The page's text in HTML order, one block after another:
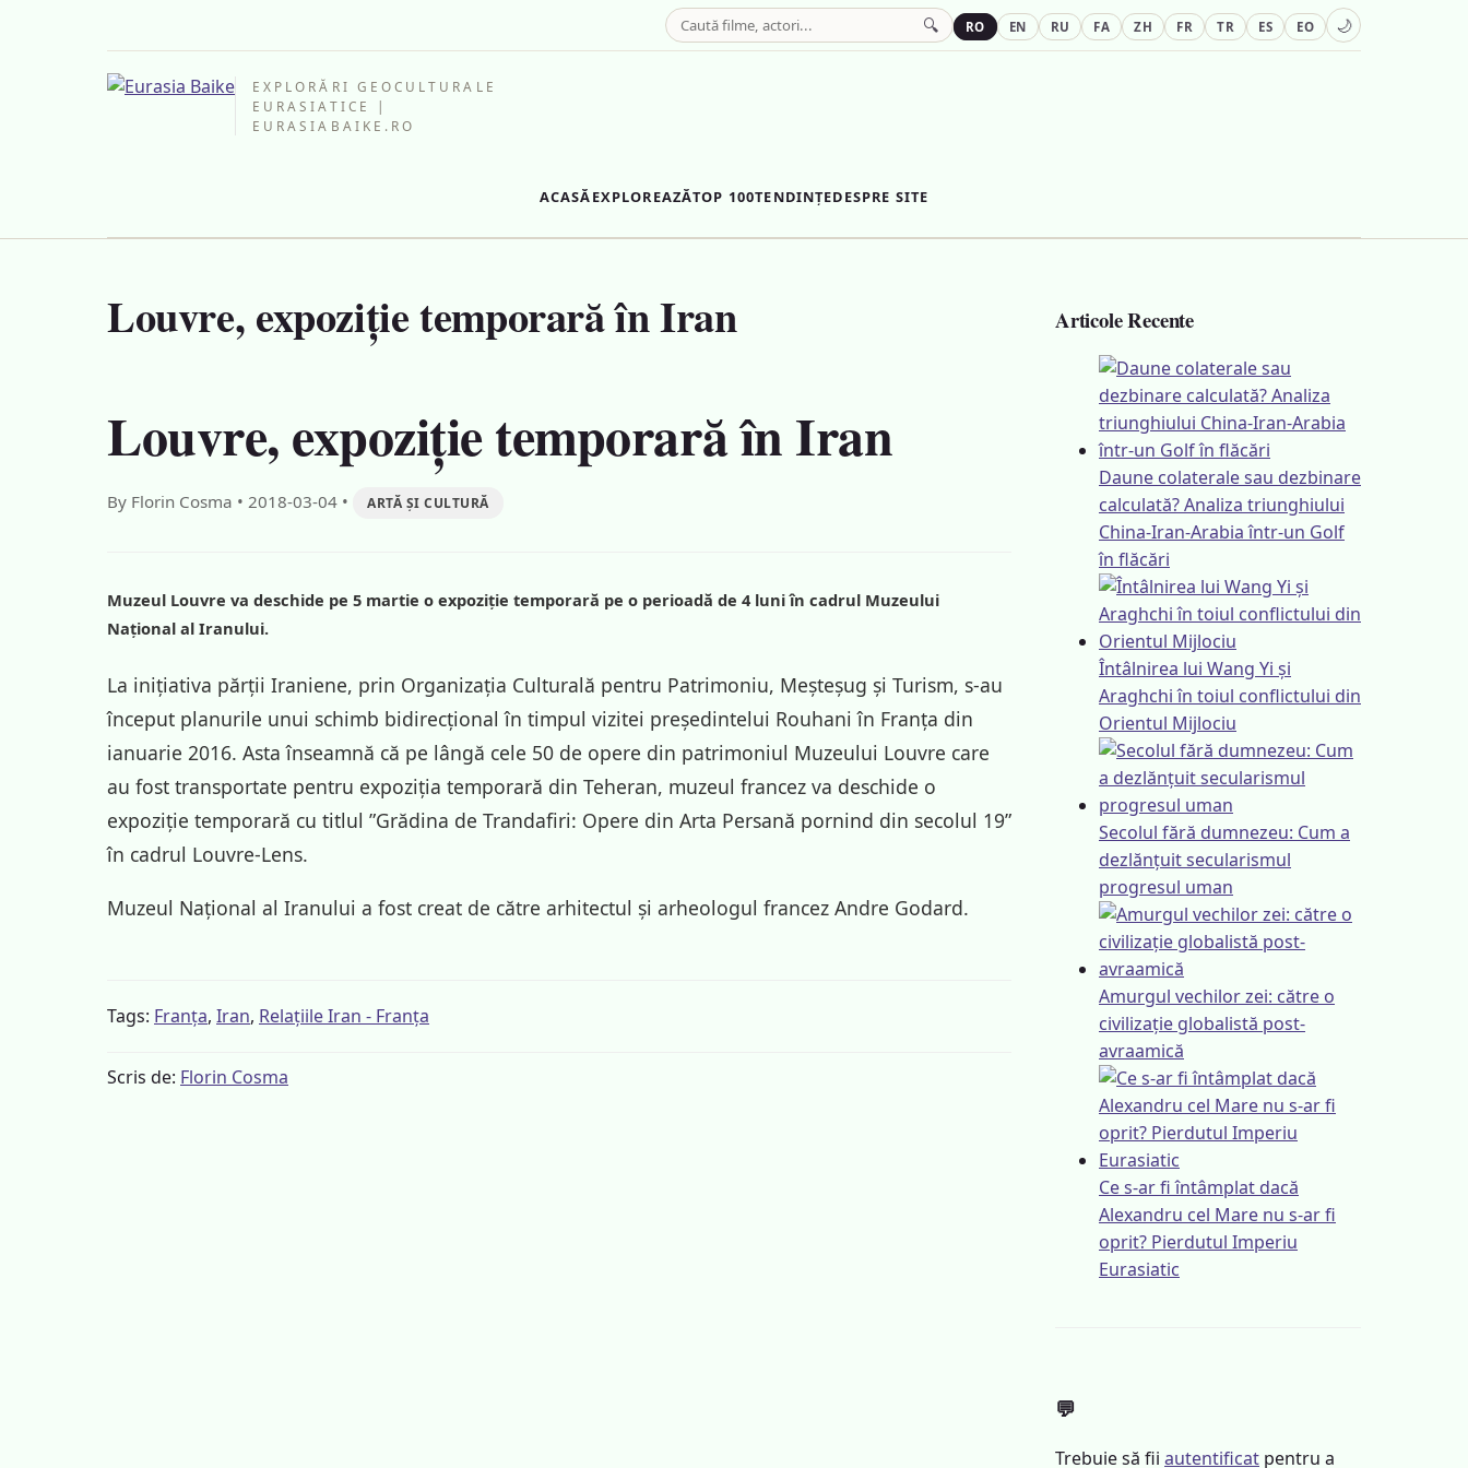
EXPLORĂRI GEOCULTURALE
EURASIATICE |
EURASIABAIKE.RO
ACASĂEXPLOREAZĂTOP 100TENDINȚEDESPRE SITE
🔍 RO EN RU FA ZH FR TR ES EO 🌙
Louvre, expoziție temporară în Iran
Louvre, expoziție temporară în Iran
By Florin Cosma • 2018-03-04 • ARTĂ ȘI CULTURĂ
Muzeul Louvre va deschide pe 5 martie o expoziție temporară pe o perioadă de 4 luni în cadrul Muzeului
Național al Iranului.
La inițiativa părții Iraniene, prin Organizația Culturală pentru Patrimoniu, Meșteșug și Turism, s-au
început planurile unui schimb bidirecțional în timpul vizitei președintelui Rouhani în Franța din
ianuarie 2016. Asta înseamnă că pe lângă cele 50 de opere din patrimoniul Muzeului Louvre care
au fost transportate pentru expoziția temporară din Teheran, muzeul francez va deschide o
expoziție temporară cu titlul ”Grădina de Trandafiri: Opere din Arta Persană pornind din secolul 19”
în cadrul Louvre-Lens.
Muzeul Național al Iranului a fost creat de către arhitectul și arheologul francez Andre Godard.
Tags: Franța, Iran, Relațiile Iran - Franța
Scris de: Florin Cosma
Articole Recente
Daune colaterale sau dezbinare
calculată? Analiza triunghiului
China-Iran-Arabia într-un Golf
în flăcări
Întâlnirea lui Wang Yi și
Araghchi în toiul conflictului din
Orientul Mijlociu
Secolul fără dumnezeu: Cum a
dezlănțuit secularismul
progresul uman
Amurgul vechilor zei: către o
civilizație globalistă post-
avraamică
Ce s-ar fi întâmplat dacă
Alexandru cel Mare nu s-ar fi
oprit? Pierdutul Imperiu
Eurasiatic
💬
Trebuie să fii autentificat pentru a